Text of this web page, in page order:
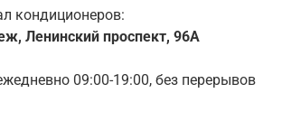
кондиционеров:
Ленинский проспект, 96А
09:00-19:00, без перерывов